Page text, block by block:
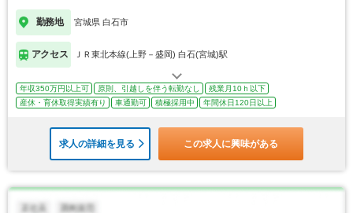
勤務地 宮城県 白石市
アクセス ＪＲ東北本線(上野－盛岡) 白石(宮城)駅
年収350万円以上可 原則、引越しを伴う転勤なし
残業月10ｈ以下
産休・育休取得実績有り
車通勤可 積極採用中 年間休日120日以上
求人の詳細を見る この求人に興味がある